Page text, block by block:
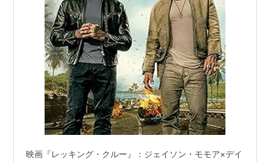
映画『レッキング・クルー』：ジェイソン・モモア×デイ